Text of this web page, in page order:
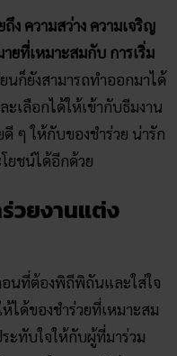
ยที่เหมาะสมกับ การเริ่ม
นก็ยังสามารถทำออกมาได้
เลือกได้ให้เข้ากับธีมงาน
ๆ ให้กับของชำร่วย น่ารัก
ยชน์ได้อีกด้วย
วยงานแต่ง​
นที่ต้องพิถีพิถันและใส่ใจ
ได้ของชำร่วยที่เหมาะสม
ะทับใจให้กับผู้ที่มาร่วม
การเลือก ของชำร่วยงาน